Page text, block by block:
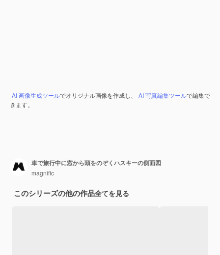
AI 画像生成ツールでオリジナル画像を作成し、 AI 写真編集ツールで編集で
きます。
車で旅行中に窓から頭をのぞくハスキーの側面図
magnific
このシリーズの他の作品全てを見る